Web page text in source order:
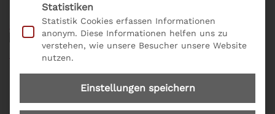
bequem und einfach mit dem
online und der Produkt Nr. Q 01.
Statistiken
Statistik Cookies erfassen Informationen
anonym. Diese Informationen helfen uns zu
verstehen, wie unsere Besucher unsere Website
nutzen.
Einstellungen speichern